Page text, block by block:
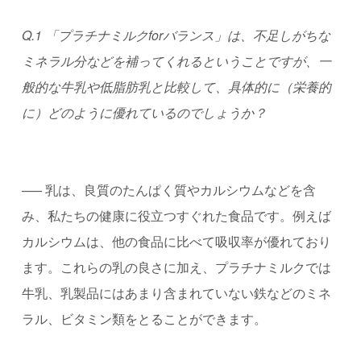
Q.1 「プラチナミルクforバランス」は、不足しがちな
ミネラル分などを補ってくれるということですが、一
般的な牛乳や低脂肪乳と比較して、具体的に（栄養的
に）どのように優れているのでしょうか？
—–乳は、良質のたんぱく質やカルシウムなどを含
み、私たちの健康に役立つすぐれた食品です。例えば
カルシウムは、他の食品に比べて吸収率が優れており
ます。これらの乳の良さに加え、プラチナミルクでは
牛乳、乳製品にはあまり含まれていない鉄などのミネ
ラル、ビタミン類をとることができます。